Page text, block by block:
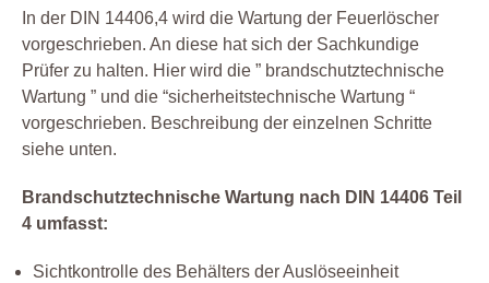
In der DIN 14406,4 wird die Wartung der Feuerlöscher
vorgeschrieben. An diese hat sich der Sachkundige
Prüfer zu halten. Hier wird die ” brandschutztechnische
Wartung ” und die “sicherheitstechnische Wartung “
vorgeschrieben. Beschreibung der einzelnen Schritte
siehe unten.
Brandschutztechnische Wartung nach DIN 14406 Teil
4 umfasst:
Sichtkontrolle des Behälters der Auslöseeinheit